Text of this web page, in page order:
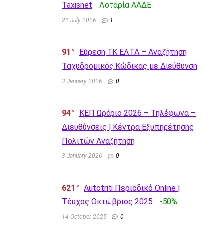
Taxisnet
Λοταρία AΑΔΕ
21 July 2026 1
91
Εύρεση ΤΚ ΕΛΤΑ – Αναζήτηση
Ταχυδρομικός Κώδικας με Διεύθυνση
3 January 2026 0
94
ΚΕΠ Ωράριο 2026 – Τηλέφωνα –
Διευθύνσεις | Κέντρα Εξυπηρέτησης
Πολιτών Αναζήτηση
3 January 2026 0
621
Autotriti Περιοδικό Online |
Τέυχος Οκτώβριος 2025
-50%
14 October 2025 0